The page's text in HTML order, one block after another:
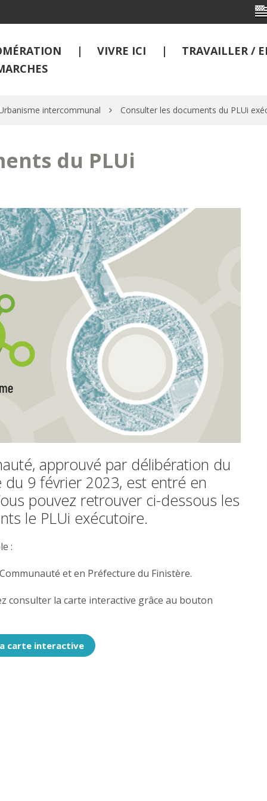
VIVRE ICI
TRAVAILLER /
intercommunal Consulter les documents du PLUi
du PLUi
approuvé par délibération du
9 février 2023, est entré en
pouvez retrouver ci-dessous les
le PLUi exécutoire.
:
et en Préfecture du Finistère.
consulter la carte interactive grâce au bouton
carte interactive